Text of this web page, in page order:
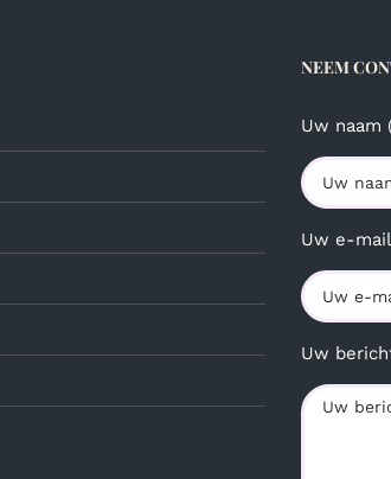
NEEM
Uw naam
Uw e-
Uw